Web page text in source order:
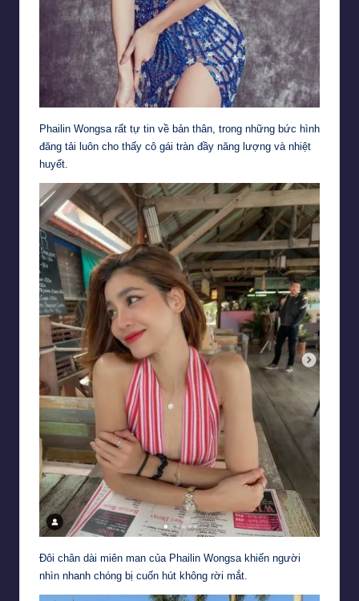
Phailin Wongsa rất tự tin về bản thân, trong những bức hình
đăng tải luôn cho thấy cô gái tràn đầy năng lượng và nhiệt
huyết.
Đôi chân dài miên man của Phailin Wongsa khiến người
nhìn nhanh chóng bị cuốn hút không rời mắt.